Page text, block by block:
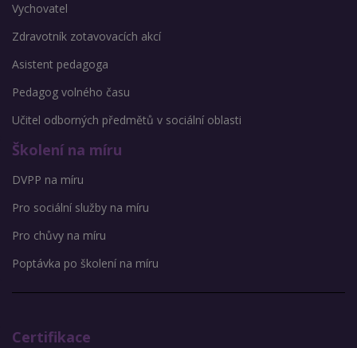
Vychovatel
Zdravotník zotavovacích akcí
Asistent pedagoga
Pedagog volného času
Učitel odborných předmětů v sociální oblasti
Školení na míru
DVPP na míru
Pro sociální služby na míru
Pro chůvy na míru
Poptávka po školení na míru
Certifikace